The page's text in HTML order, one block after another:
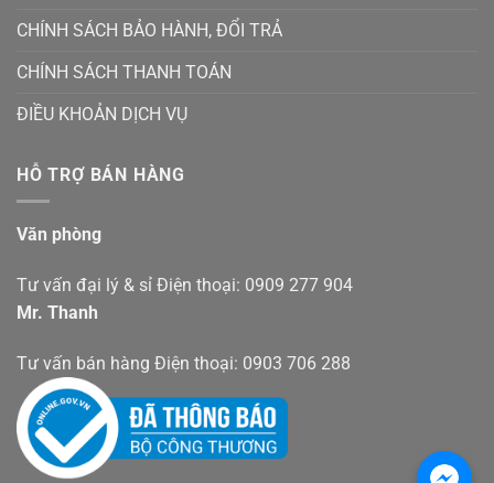
CHÍNH SÁCH BẢO HÀNH, ĐỔI TRẢ
CHÍNH SÁCH THANH TOÁN
ĐIỀU KHOẢN DỊCH VỤ
HỖ TRỢ BÁN HÀNG
Văn phòng
Tư vấn đại lý & sỉ Điện thoại: 0909 277 904
Mr. Thanh
Tư vấn bán hàng Điện thoại: 0903 706 288